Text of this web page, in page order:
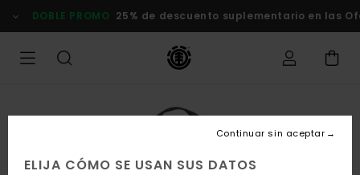
la
DOBLE PROMO 25% de descuento suplementario en las
ELIJA CÓMO SE USAN SUS DATOS
Continuar sin aceptar